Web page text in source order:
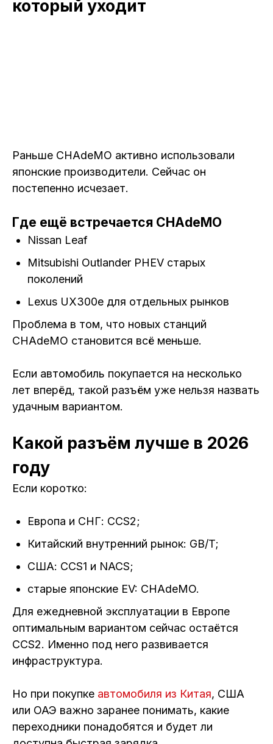
который уходит
Раньше CHAdeMO активно использовали
японские производители. Сейчас он
постепенно исчезает.
Где ещё встречается CHAdeMO
Nissan Leaf
Mitsubishi Outlander PHEV старых
поколений
Lexus UX300e для отдельных рынков
Проблема в том, что новых станций
CHAdeMO становится всё меньше.
Если автомобиль покупается на несколько
лет вперёд, такой разъём уже нельзя назвать
удачным вариантом.
Какой разъём лучше в 2026
году
Если коротко:
Европа и СНГ: CCS2;
Китайский внутренний рынок: GB/T;
США: CCS1 и NACS;
старые японские EV: CHAdeMO.
Для ежедневной эксплуатации в Европе
оптимальным вариантом сейчас остаётся
CCS2. Именно под него развивается
инфраструктура.
Но при покупке автомобиля из Китая, США
или ОАЭ важно заранее понимать, какие
переходники понадобятся и будет ли